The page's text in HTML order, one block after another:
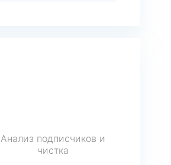
Анализ подписчиков и
чистка